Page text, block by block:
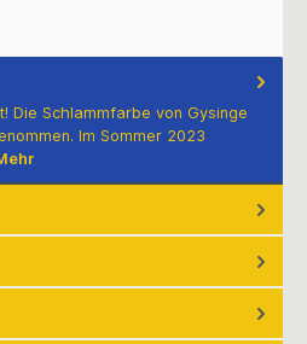
Die Schlammfarbe von Gysinge
Im Sommer 2023